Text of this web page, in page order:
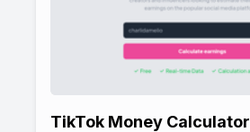
TikTok Money Calculator